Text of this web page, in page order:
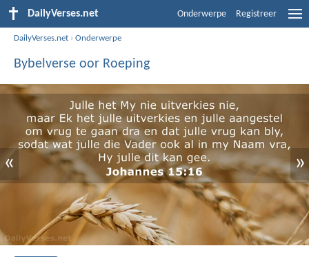
DailyVerses.net Onderwerpe Registreer
DailyVerses.net ›Onderwerpe
Bybelverse oor Roeping
« »